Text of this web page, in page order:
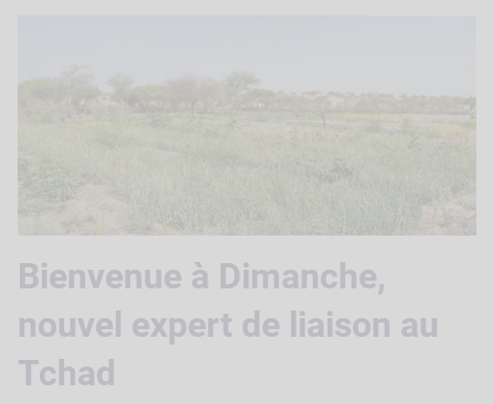
Bienvenue à Dimanche,
nouvel expert de liaison au
Tchad